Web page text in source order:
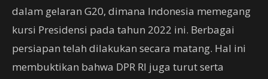
dalam gelaran G20, dimana Indonesia memegang
kursi Presidensi pada tahun 2022 ini. Berbagai
persiapan telah dilakukan secara matang. Hal ini
membuktikan bahwa DPR RI juga turut serta